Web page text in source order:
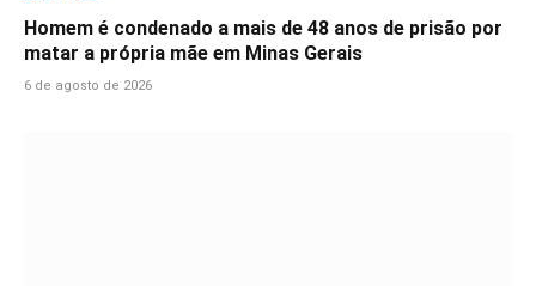
Homem é condenado a mais de 48 anos de prisão por
matar a própria mãe em Minas Gerais
6 de agosto de 2026